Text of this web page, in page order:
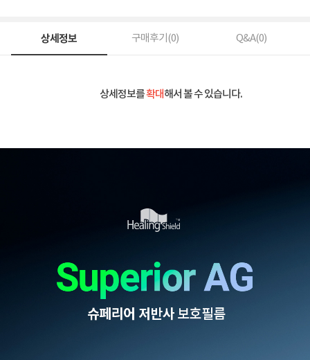
상세정보 구매후기(0) Q&A(0)
상세정보를확대해서 볼 수 있습니다.